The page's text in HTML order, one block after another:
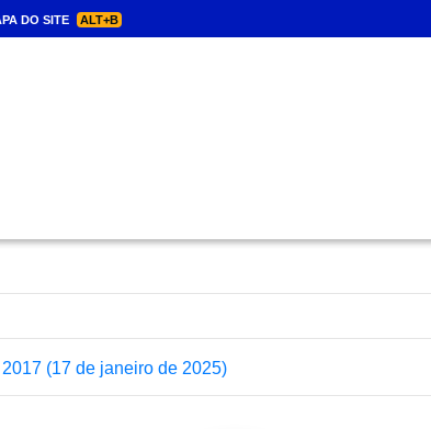
DO SITE ALT+B
(17 de janeiro de 2025)